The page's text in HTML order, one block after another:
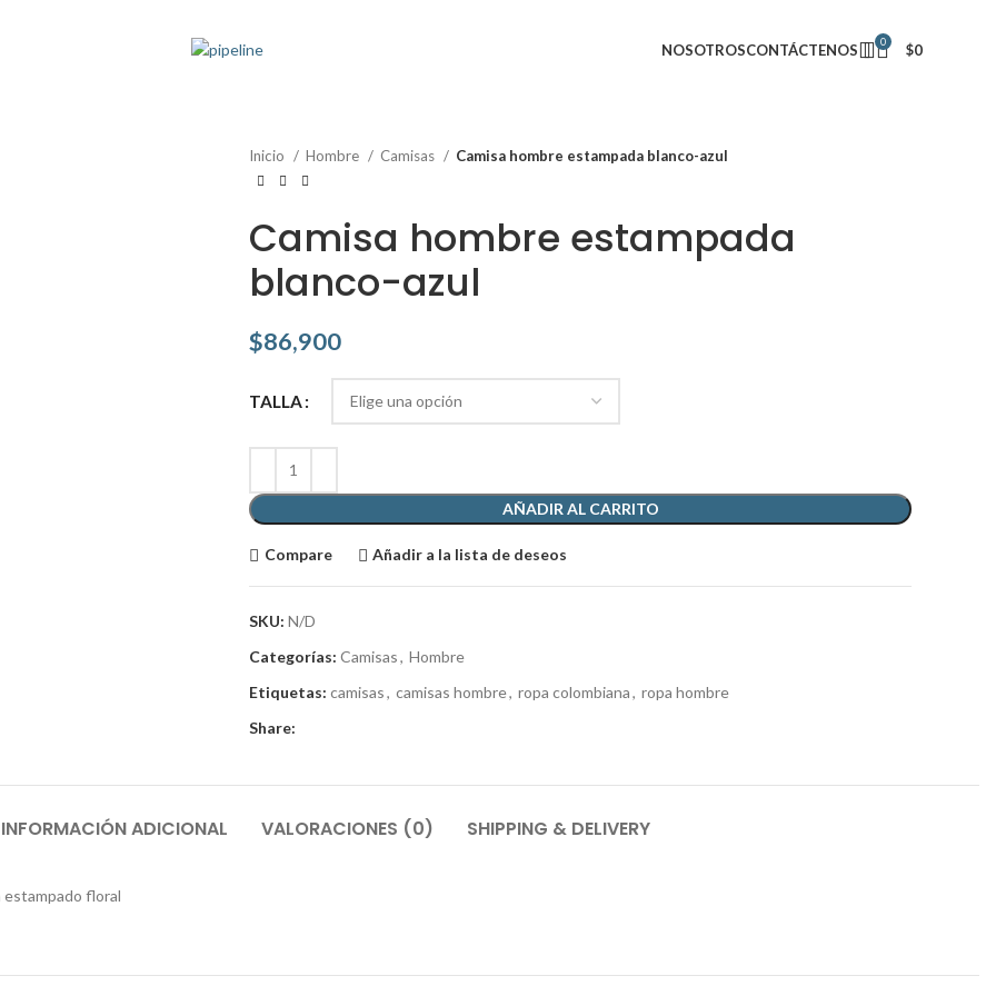
NOSOTROSCONTÁCTENOS 0 $0
Inicio Hombre Camisas Camisa hombre estampada blanco-azul
Camisa hombre estampada
blanco-azul
$86,900
TALLA
AÑADIR AL CARRITO
Compare Añadir a la lista de deseos
SKU: N/D
Categorías: Camisas, Hombre
Etiquetas: camisas, camisas hombre, ropa colombiana, ropa hombre
Share:
INFORMACIÓN ADICIONAL VALORACIONES (0) SHIPPING & DELIVERY
estampado floral